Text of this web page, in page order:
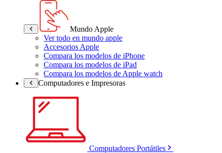
Mundo Apple
Ver todo en mundo apple
Accesorios Apple
Compara los modelos de iPhone
Compara los modelos de iPad
Compara los modelos de Apple watch
Computadores e Impresoras
Computadores Portátiles